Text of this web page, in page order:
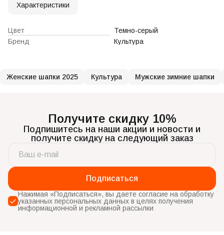
Характеристики
Цвет
Темно-серый
Бренд
Культура
Женские шапки 2025 Культура Мужские зимние шапки
Получите скидку 10%
Подпишитесь на наши акции и новости и
получите скидку на следующий заказ
Подписаться
Нажимая «Подписаться», вы даете согласие на обработку
указанных персональных данных в целях получения
информационной и рекламной рассылки